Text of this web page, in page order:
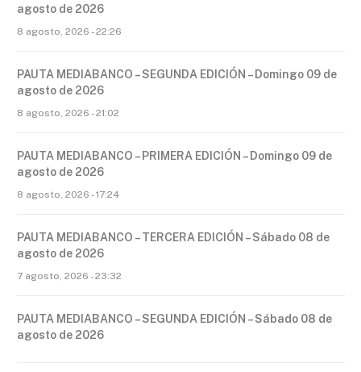
agosto de 2026
8 agosto, 2026 - 22:26
PAUTA MEDIABANCO – SEGUNDA EDICIÓN – Domingo 09 de
agosto de 2026
8 agosto, 2026 - 21:02
PAUTA MEDIABANCO – PRIMERA EDICIÓN – Domingo 09 de
agosto de 2026
8 agosto, 2026 - 17:24
PAUTA MEDIABANCO – TERCERA EDICIÓN – Sábado 08 de
agosto de 2026
7 agosto, 2026 - 23:32
PAUTA MEDIABANCO – SEGUNDA EDICIÓN – Sábado 08 de
agosto de 2026